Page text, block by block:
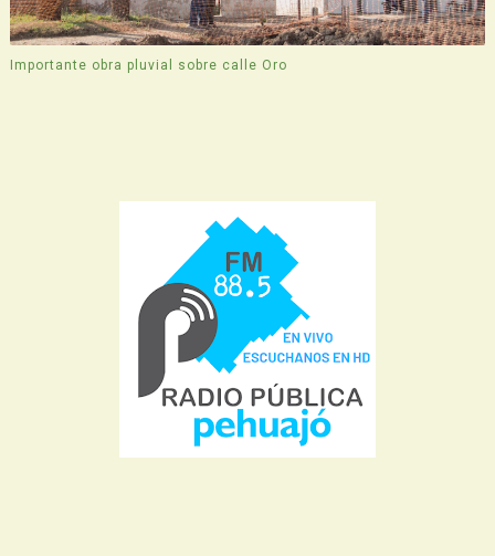
Importante obra pluvial sobre calle Oro